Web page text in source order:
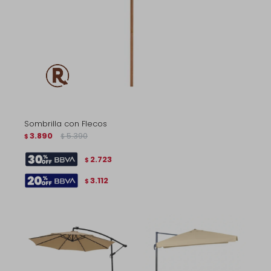
Sombrilla con Flecos
$ 3.890 $ 5.390
$ 2.723
$ 3.112